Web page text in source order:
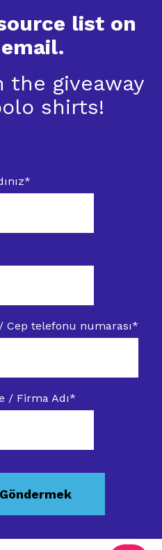
list on
the giveaway
shirts!
*
Cep telefonu numarası*
/ Firma Adı*